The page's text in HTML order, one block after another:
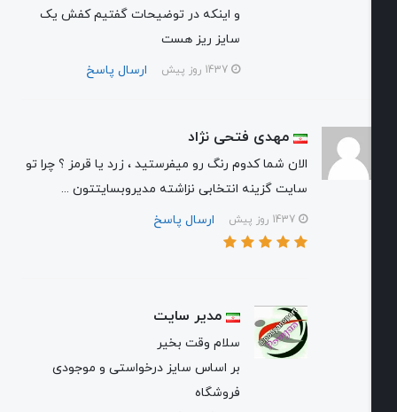
و اینکه در توضیحات گفتیم کفش یک
سایز ریز هست
ارسال پاسخ
مهدی فتحی نژاد
الان شما کدوم رنگ رو میفرستید ، زرد یا قرمز ؟ چرا تو
سایت گزینه انتخابی نزاشته مدیروبسایتتون ...
ارسال پاسخ
مدیر سایت
سلام‌ وقت بخیر
بر اساس سایز درخواستی و موجودی